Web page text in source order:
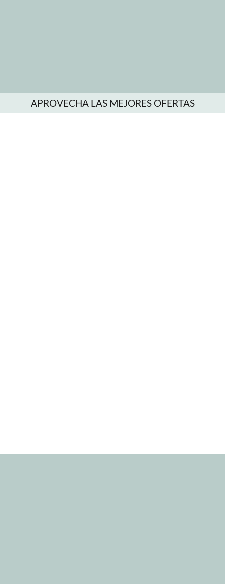
APROVECHA LAS MEJORES OFERTAS